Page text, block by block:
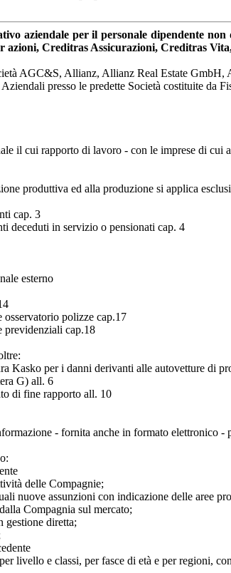
aziendale per il personale dipendente
azioni, Creditras Assicurazioni, Creditras
AGC&S, Allianz, Allianz Real Estate
presso le predette Società costituite
il cui rapporto di lavoro - con le imprese di
produttiva ed alla produzione si applica
cap. 3
deceduti in servizio o pensionati cap. 4
esterno
polizze cap.17
previdenziali cap.18
Kasko per i danni derivanti alle autovetture di
G) all. 6
di fine rapporto all. 10
- fornita anche in formato elettronico -
delle Compagnie;
nuove assunzioni con indicazione delle aree
Compagnia sul mercato;
gestione diretta;
livello e classi, per fasce di età e per regioni,